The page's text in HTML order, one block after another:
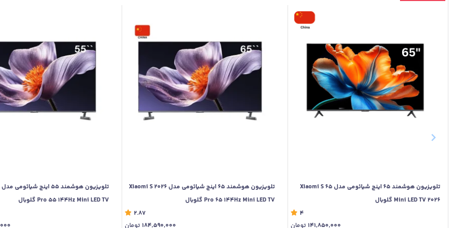
تلویزیون هوشمند 65 اینچ شیائومی مدل Xiaomi S 65
Mini LED TV 2026 گلوبال
4
141,850,000 تومان
تلویزیون هوشمند 65 اینچ شیائومی مدل 2026 Xiaomi S
Pro 65 144Hz Mini LED TV گلوبال
2.87
184,590,000 تومان
Pro 55 144Hz Mini LED TV گلوبال